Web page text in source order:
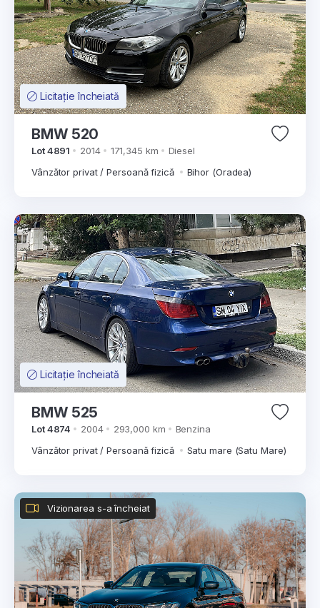
Licitație încheiată
BMW 520
Lot 4891 2014 171,345 km
Diesel
Vânzător privat / Persoană fizică
Bihor (Oradea)
Licitație încheiată
BMW 525
Lot 4874 2004 293,000 km
Benzina
Vânzător privat / Persoană fizică
Satu mare (Satu Mare)
Vizionarea s-a încheiat